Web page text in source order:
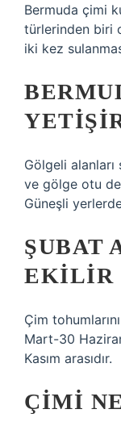
Bermuda çimi
türlerinden biri
iki kez
Gölgeli
ve gölge otu
Güneşli
ŞUBAT
EKILIR
Çim
Mart-30
Kasım arasıdır.
ÇIMI